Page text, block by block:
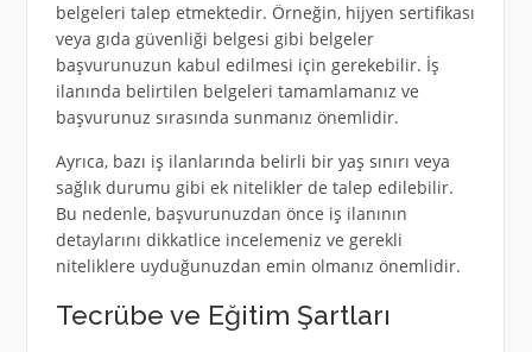
belgeleri talep etmektedir. Örneğin, hijyen sertifikası
veya gıda güvenliği belgesi gibi belgeler
başvurunuzun kabul edilmesi için gerekebilir. İş
ilanında belirtilen belgeleri tamamlamanız ve
başvurunuz sırasında sunmanız önemlidir.
Ayrıca, bazı iş ilanlarında belirli bir yaş sınırı veya
sağlık durumu gibi ek nitelikler de talep edilebilir.
Bu nedenle, başvurunuzdan önce iş ilanının
detaylarını dikkatlice incelemeniz ve gerekli
niteliklere uyduğunuzdan emin olmanız önemlidir.
Tecrübe ve Eğitim Şartları